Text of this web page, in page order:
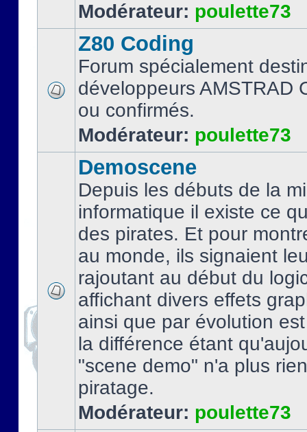
Modérateur: poulette73
Z80 Coding
Forum spécialement
développeurs AMSTRAD
ou confirmés.
Modérateur: poulette73
Demoscene
Depuis les débuts de la
informatique il existe ce
des pirates. Et pour
au monde, ils signaient
rajoutant au début du
affichant divers effets
ainsi que par évolution
la différence étant
"scene demo" n'a plus
piratage.
Modérateur: poulette73